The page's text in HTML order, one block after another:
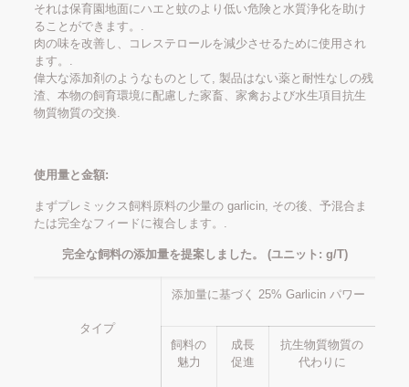
それは保育園地面にハエと蚊のより低い危険と水質浄化を助け
ることができます。.
肉の味を改善し、コレステロールを減少させるために使用され
ます。.
偉大な添加剤のようなものとして, 製品はない薬と耐性なしの残
渣、本物の飼育環境に配慮した家畜、家禽および水生項目抗生
物質物質の交換.
使用量と金額:
まずプレミックス飼料原料の少量の garlicin, その後、予混合ま
たは完全なフィードに複合します。.
完全な飼料の添加量を提案しました。 (ユニット: g/T)
タイプ
添加量に基づく 25% Garlicin パワー
飼料の
魅力
成長
促進
抗生物質物質の
代わりに